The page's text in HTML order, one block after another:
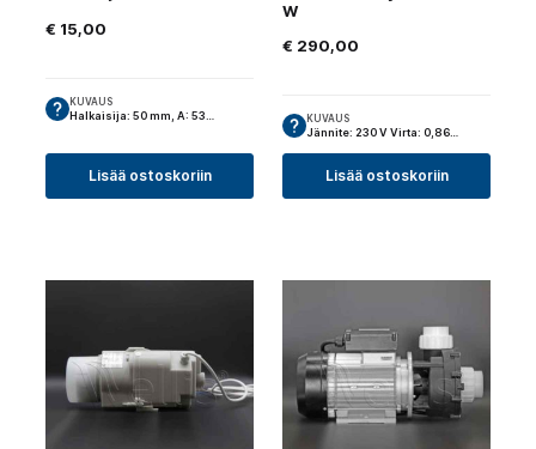
€ 15,00
KUVAUS
Halkaisija: 50 mm, A: 53…
Lisää ostoskoriin
W
€ 290,00
KUVAUS
Jännite: 230 V Virta: 0,86…
Lisää ostoskoriin